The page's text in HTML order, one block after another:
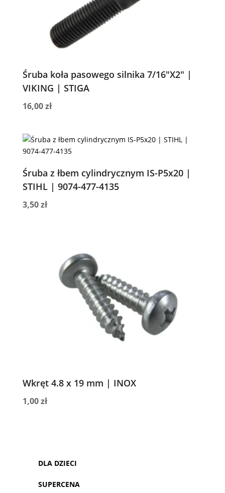
Śruba koła pasowego silnika 7/16″X2″ |
VIKING | STIGA
16,00zł
Śruba z łbem cylindrycznym IS-P5x20 |
STIHL | 9074-477-4135
3,50zł
Wkręt 4.8 x 19 mm | INOX
1,00zł
DLA DZIECI
SUPERCENA